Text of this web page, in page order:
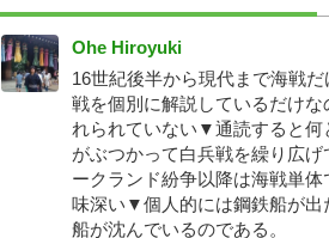
Ohe Hiroyuki
16世紀後半から現代まで海戦
戦を個別に解説しているだけ
れられていない▼通読すると何
がぶつかって白兵戦を繰り広
ークランド紛争以降は海戦単
味深い▼個人的には鋼鉄船が出
船が沈んでいるのである。